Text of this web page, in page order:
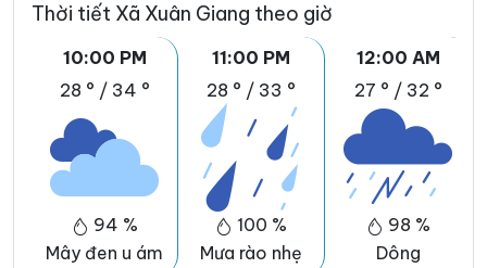
Thời tiết Xã Xuân Giang theo giờ
10:00 PM
28 ° / 34 °
94 %
Mây đen u ám
11:00 PM
28 ° / 33 °
100 %
Mưa rào nhẹ
12:00 AM
27 ° / 32 °
98 %
Dông